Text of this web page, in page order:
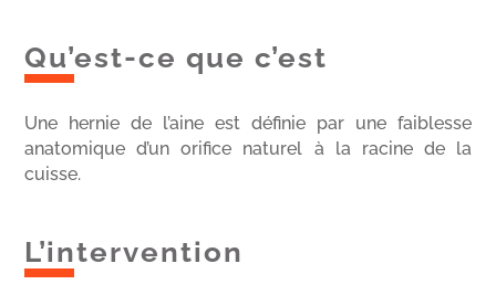
Qu’est-ce que c’est
Une hernie de l’aine est définie par une faiblesse
anatomique d’un orifice naturel à la racine de la
cuisse.
L’intervention